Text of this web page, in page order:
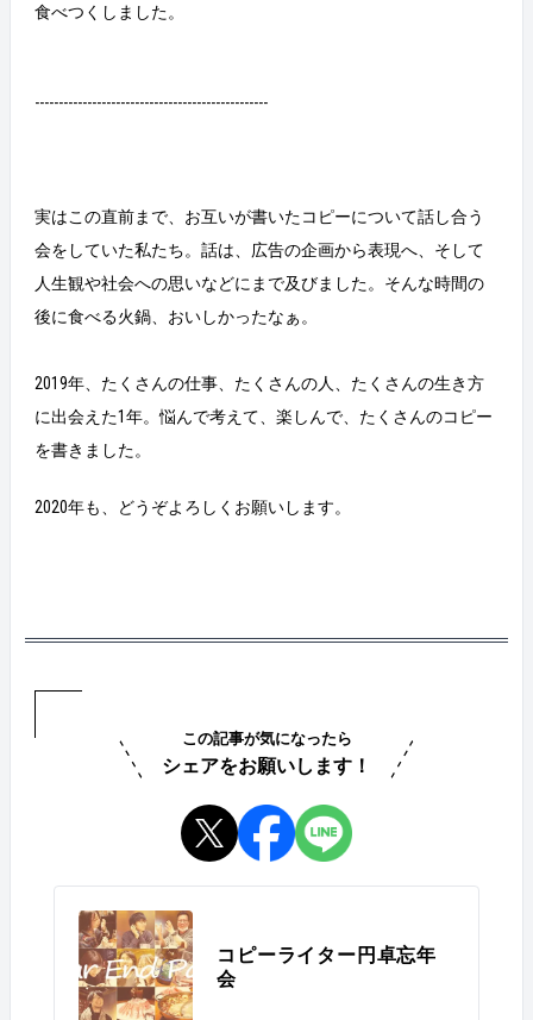
食べつくしました。
-------------------------------------------------
実はこの直前まで、お互いが書いたコピーについて話し合う
会をしていた私たち。話は、広告の企画から表現へ、そして
人生観や社会への思いなどにまで及びました。そんな時間の
後に食べる火鍋、おいしかったなぁ。
2019年、たくさんの仕事、たくさんの人、たくさんの生き方
に出会えた1年。悩んで考えて、楽しんで、たくさんのコピー
を書きました。
2020年も、どうぞよろしくお願いします。
この記事が気になったら
シェアをお願いします！
コピーライター円卓忘年
会